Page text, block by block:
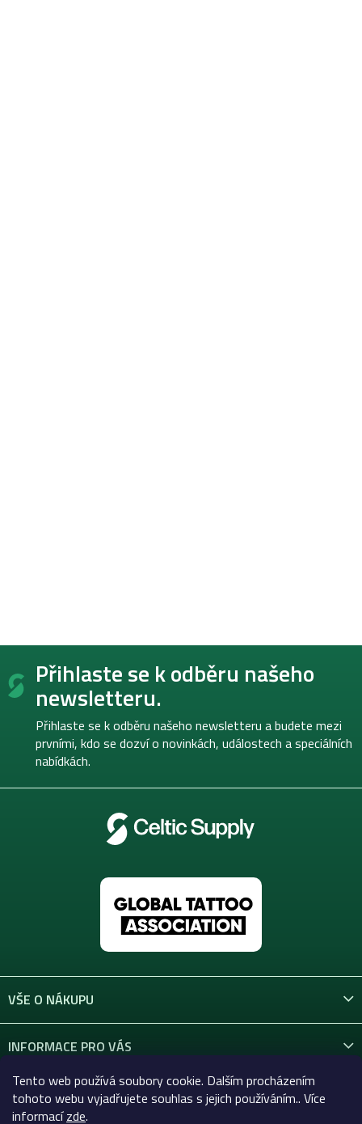
Tento web používá soubory cookie. Dalším procházením
tohoto webu vyjadřujete souhlas s jejich používáním.. Více
informacízde.
Z
Přihlaste se k odběru našeho
newsletteru.
Přihlaste se k odběru našeho newsletteru a budete mezi
prvními, kdo se dozví o novinkách, událostech a speciálních
nabídkách.
VŠE O NÁKUPU
INFORMACE PRO VÁS
KONTAKT